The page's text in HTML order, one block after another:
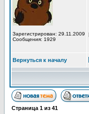
Зарегистрирован: 29.11.2009
Сообщения: 1929
Вернуться к началу
Страница 1 из 41